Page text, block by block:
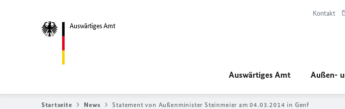
Auswärtiges Amt
Kontakt
Auswärtiges Amt Außen-
Startseite News Statement von Außenminister Steinmeier am 04.03.2014 in Genf